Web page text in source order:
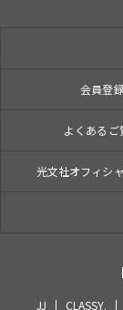
会員登
よくあるご
光文社オフィシ
JJ CLASSY.